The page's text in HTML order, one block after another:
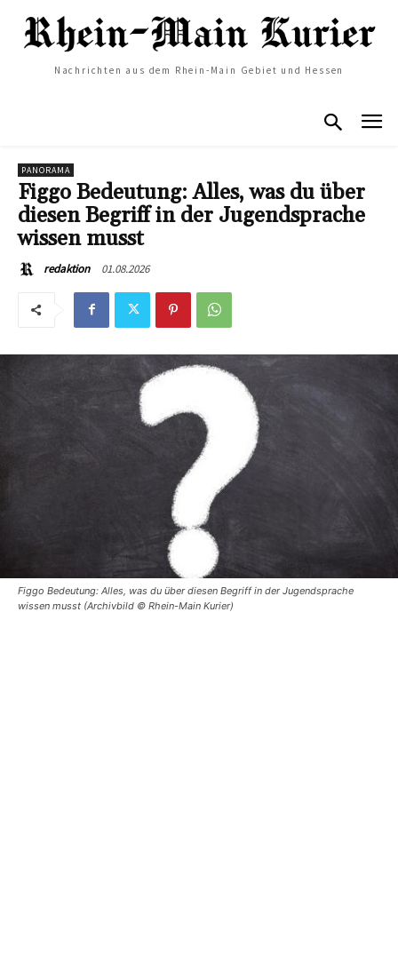
Nachrichten aus dem Rhein-Main Gebiet und Hessen
PANORAMA
Figgo Bedeutung: Alles, was du über
diesen Begriff in der Jugendsprache
wissen musst
redaktion 01.08.2026
Figgo Bedeutung: Alles, was du über diesen Begriff in der Jugendsprache
wissen musst (Archivbild © Rhein-Main Kurier)